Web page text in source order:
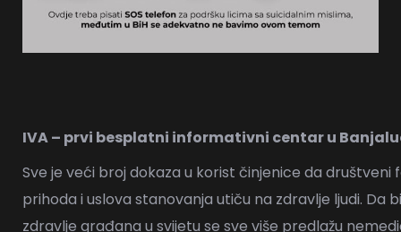
IVA – prvi besplatni informativni centar u
Sve je veći broj dokaza u korist činjenice da
prihoda i uslova stanovanja utiču na zdravlje ljudi. Da
zdravlje građana u svijetu se sve više predlažu